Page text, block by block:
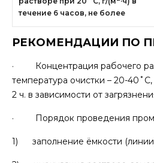
течение 6 часов, не более
РЕКОМЕНДАЦИИ ПО
· Концентрация рабочего
температура очистки – 20-
2 ч. в зависимости от
· Порядок проведения
1) заполнение ёмкости